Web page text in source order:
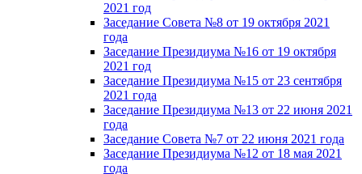
2021 год
Заседание Совета №8 от 19 октября 2021
года
Заседание Президиума №16 от 19 октября
2021 год
Заседание Президиума №15 от 23 сентября
2021 года
Заседание Президиума №13 от 22 июня 2021
года
Заседание Совета №7 от 22 июня 2021 года
Заседание Президиума №12 от 18 мая 2021
года